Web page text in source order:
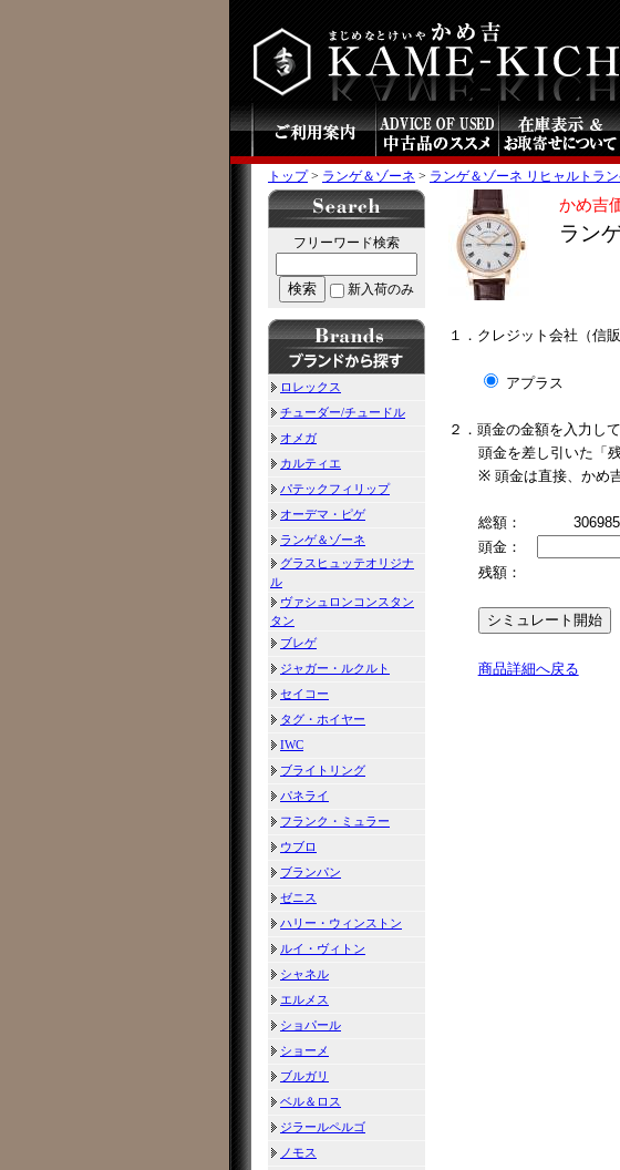
トップ > ランゲ＆ゾーネ > ランゲ＆ゾーネ リヒャルトラ
フリーワード検索
検索 新入荷のみ
ロレックス
チューダー/チュードル
オメガ
カルティエ
パテックフィリップ
オーデマ・ピゲ
ランゲ＆ゾーネ
グラスヒュッテオリジナ
ル
ヴァシュロンコンスタン
タン
ブレゲ
ジャガー・ルクルト
セイコー
タグ・ホイヤー
IWC
ブライトリング
パネライ
フランク・ミュラー
ウブロ
ブランパン
ゼニス
ハリー・ウィンストン
ルイ・ヴィトン
シャネル
エルメス
ショパール
ショーメ
ブルガリ
ベル＆ロス
ジラールペルゴ
ノモス
かめ吉
ラン
１．クレジット会社（信
アプラス
２．頭金の金額を入力し
頭金を差し引いた「
※ 頭金は直接、かめ
総額：
頭金：
残額：
商品詳細へ戻る